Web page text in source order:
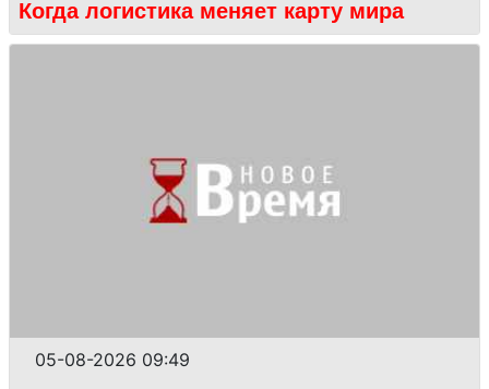
Когда логистика меняет карту мира
05-08-2026 09:49